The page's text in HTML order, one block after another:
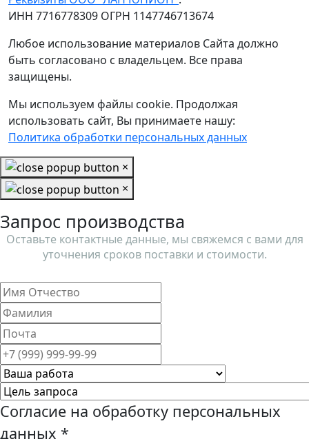
ИНН 7716778309 ОГРН 1147746713674
Любое использование материалов Сайта должно
быть согласовано с владельцем. Все права
защищены.
Мы используем файлы cookie. Продолжая
использовать сайт, Вы принимаете нашу:
Политика обработки персональных данных
×
×
Запрос производства
Оставьте контактные данные, мы свяжемся с вами для
уточнения сроков поставки и стоимости.
Согласие на обработку персональных
данных *